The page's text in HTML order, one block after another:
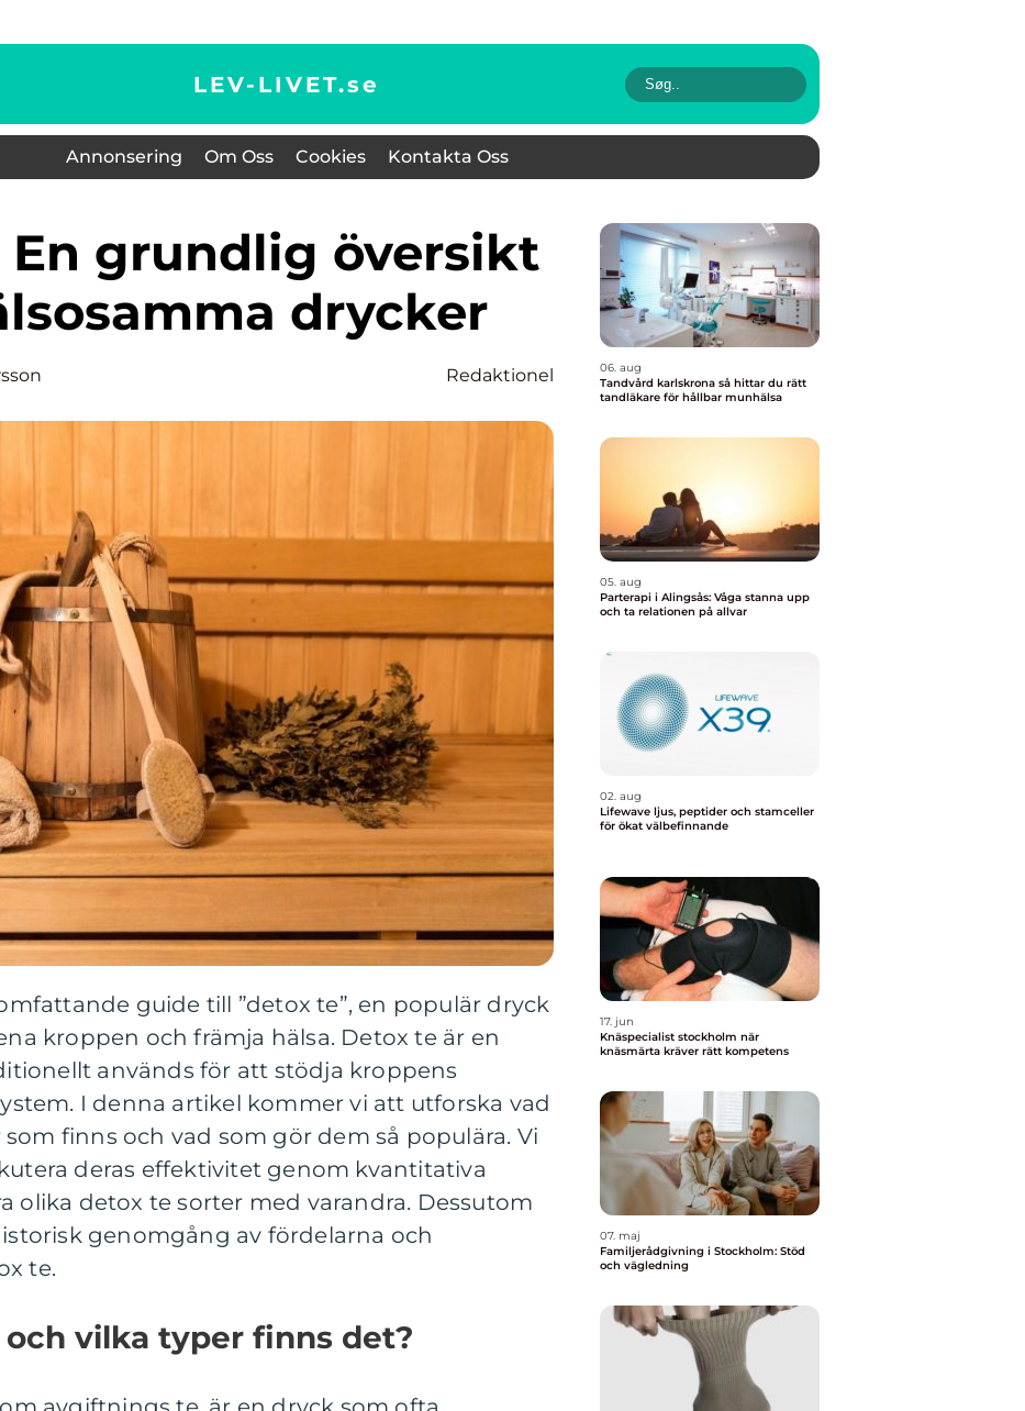
LEV-LIVET.se
Annonsering Om Oss Cookies Kontakta Oss
drycker
Redaktionel
guide till ”detox te”, en populär dryck
kroppen och främja hälsa. Detox te är en
används för att stödja kroppens
I denna artikel kommer vi att utforska vad
finns och vad som gör dem så populära. Vi
deras effektivitet genom kvantitativa
olika detox te sorter med varandra. Dessutom
genomgång av fördelarna och
te.
vilka typer finns det?
06. aug
Tandvård karlskrona så hittar du rätt
tandläkare för hållbar munhälsa
05. aug
Parterapi i Alingsås: Våga stanna upp
och ta relationen på allvar
02. aug
Lifewave ljus, peptider och stamceller
för ökat välbefinnande
17. jun
Knäspecialist stockholm när
knäsmärta kräver rätt kompetens
07. maj
Familjerådgivning i Stockholm: Stöd
och vägledning